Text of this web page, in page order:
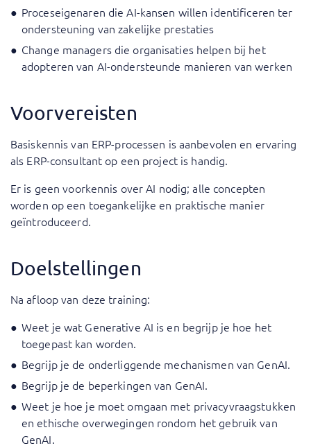
Proceseigenaren die AI-kansen willen identificeren ter
ondersteuning van zakelijke prestaties
Change managers die organisaties helpen bij het
adopteren van AI-ondersteunde manieren van werken
Voorvereisten
Basiskennis van ERP-processen is aanbevolen en ervaring
als ERP-consultant op een project is handig.
Er is geen voorkennis over AI nodig; alle concepten
worden op een toegankelijke en praktische manier
geïntroduceerd.
Doelstellingen
Na afloop van deze training:
Weet je wat Generative AI is en begrijp je hoe het
toegepast kan worden.
Begrijp je de onderliggende mechanismen van GenAI.
Begrijp je de beperkingen van GenAI.
Weet je hoe je moet omgaan met privacyvraagstukken
en ethische overwegingen rondom het gebruik van
GenAI.